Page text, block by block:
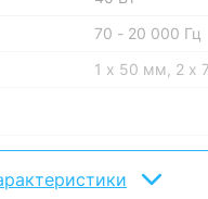
70 - 20 000 Гц
1 х 50 мм, 2 х
с подсветкой
заряда +